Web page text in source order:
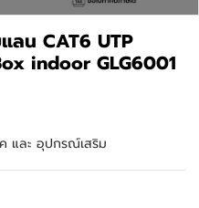
ลน CAT6 UTP
indoor GLG6001
ค และ อุปกรณ์เสริม